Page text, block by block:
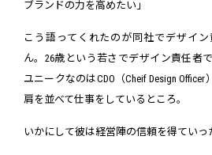
ブランドの力を高めたい」
こう語ってくれたのが同社でデザイ
ん。26歳という若さでデザイン責任者
ユニークなのはCDO（Cheif Design
肩を並べて仕事をしているところ。
いかにして彼は経営陣の信頼を得ていっ